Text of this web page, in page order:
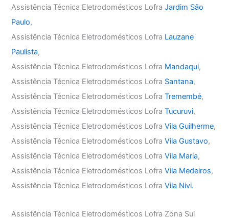
Assistência Técnica Eletrodomésticos LofraJardim São
Paulo,
Assistência Técnica Eletrodomésticos Lofra Lauzane
Paulista,
Assistência Técnica Eletrodomésticos Lofra Mandaqui,
Assistência Técnica Eletrodomésticos Lofra Santana,
Assistência Técnica Eletrodomésticos LofraTremembé,
Assistência Técnica Eletrodomésticos LofraTucuruvi,
Assistência Técnica Eletrodomésticos LofraVila Guilherme,
Assistência Técnica Eletrodomésticos LofraVila Gustavo,
Assistência Técnica Eletrodomésticos LofraVila Maria,
Assistência Técnica Eletrodomésticos LofraVila Medeiros,
Assistência Técnica Eletrodomésticos LofraVila Nivi.
Assistência Técnica Eletrodomésticos Lofra Zona Sul